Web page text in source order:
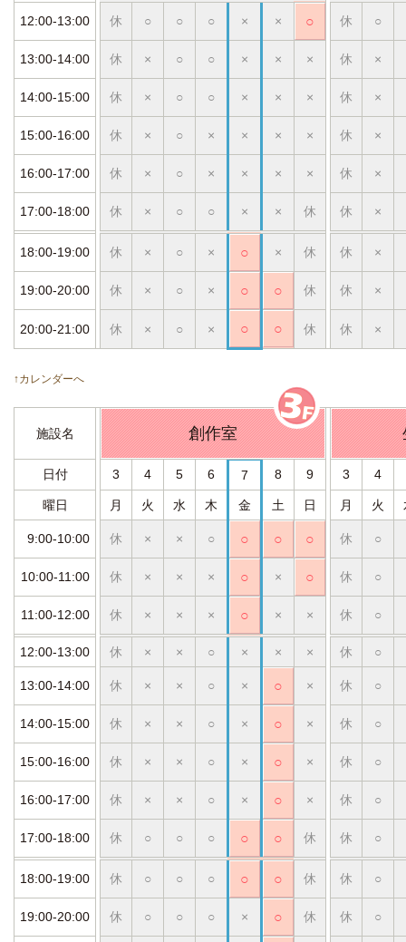
12:00-13:00 休 ○ ○ ○ × × ○ 休 ○
13:00-14:00 休 × ○ ○ × × × 休 ×
14:00-15:00 休 × ○ ○ × × × 休 ×
15:00-16:00 休 × ○ × × × × 休 ×
16:00-17:00 休 × ○ × × × × 休 ×
17:00-18:00 休 × ○ ○ × × 休 休 ×
18:00-19:00 休 × ○ × ○ × 休 休 ×
19:00-20:00 休 × ○ × ○ ○ 休 休 ×
20:00-21:00 休 × ○ × ○ ○ 休 休 ×
↑カレンダーへ
施設名 創作室
日付 3 4 5 6 7 8 9 3 4
曜日 月 火 水 木 金 土 日 月 火
9:00-10:00 休 × × ○ ○ ○ ○ 休 ○
10:00-11:00 休 × × × ○ × ○ 休 ○
11:00-12:00 休 × × × ○ × × 休 ○
12:00-13:00 休 × × ○ × × × 休 ○
13:00-14:00 休 × × ○ × ○ × 休 ○
14:00-15:00 休 × × ○ × ○ × 休 ○
15:00-16:00 休 × × ○ × ○ × 休 ○
16:00-17:00 休 × × ○ × ○ × 休 ○
17:00-18:00 休 ○ ○ ○ ○ ○ 休 休 ○
18:00-19:00 休 ○ ○ ○ ○ ○ 休 休 ○
19:00-20:00 休 ○ ○ ○ × ○ 休 休 ○